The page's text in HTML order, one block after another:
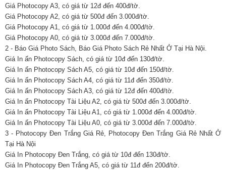
Giá Photocopy A3, có giá từ 12đ đến 400đ/tờ.
Giá Photocopy A2, có giá từ 500đ đến 3.000đ/tờ.
Giá Photocopy A1, có giá từ 1.000đ đến 4.000đ/tờ.
Giá Photocopy A0, có giá từ 3.000đ đến 7.000đ/tờ.
2 - Báo Giá Photo Sách, Báo Giá Photo Sách Rẻ Nhất Ở Tại Hà Nội.
Giá In ấn Photocopy Sách, có giá từ 10đ đến 130đ/tờ.
Giá In ấn Photocopy Sách A5, có giá từ 10đ đến 150đ/tờ.
Giá In ấn Photocopy Sách A4, có giá từ 11đ đến 350đ/tờ.
Giá In ấn Photocopy Sách A3, có giá từ 12đ đến 400đ/tờ.
Giá In ấn Photocopy Tài Liệu A2, có giá từ 500đ đến 3.000đ/tờ.
Giá In ấn Photocopy Tài Liệu A1, có giá từ 1.000đ đến 4.000đ/tờ.
Giá In ấn Photocopy Tài Liệu A0, có giá từ 3.000đ đến 7.000đ/tờ.
3 - Photocopy Đen Trắng Giá Rẻ, Photocopy Đen Trắng Giá Rẻ Nhất Ở
Tại Hà Nội
Giá In Photocopy Đen Trắng, có giá từ 10đ đến 130đ/tờ.
Giá In Photocopy Đen Trắng A5, có giá từ 11đ đến 200đ/tờ.